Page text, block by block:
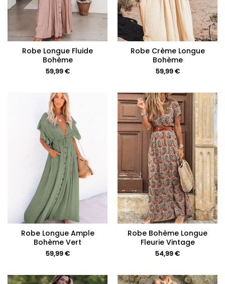
Robe Longue Fluide
Bohème
59,99€
Robe Crème Longue
Bohème
59,99€
Robe Longue Ample
Bohème Vert
59,99€
Robe Bohème Longue
Fleurie Vintage
54,99€